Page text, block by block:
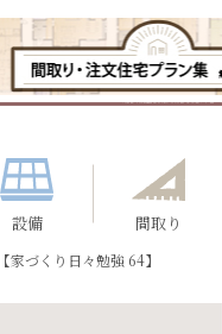
設備 間取り
づくり日々勉強 64】